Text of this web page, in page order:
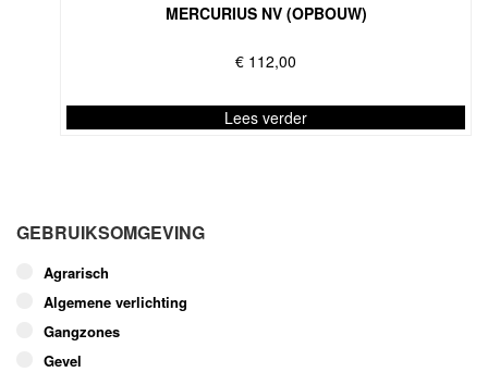
MERCURIUS NV (OPBOUW)
€ 112,00
Lees verder
variaties.
optie
kan
gekozen
worden
GEBRUIKSOMGEVING
Agrarisch
Algemene verlichting
Gangzones
Gevel